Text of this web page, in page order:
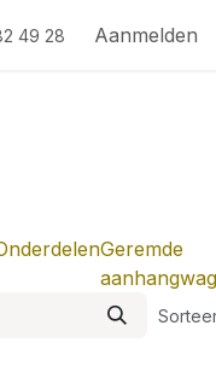
49 28 Aanmelden
Geremde